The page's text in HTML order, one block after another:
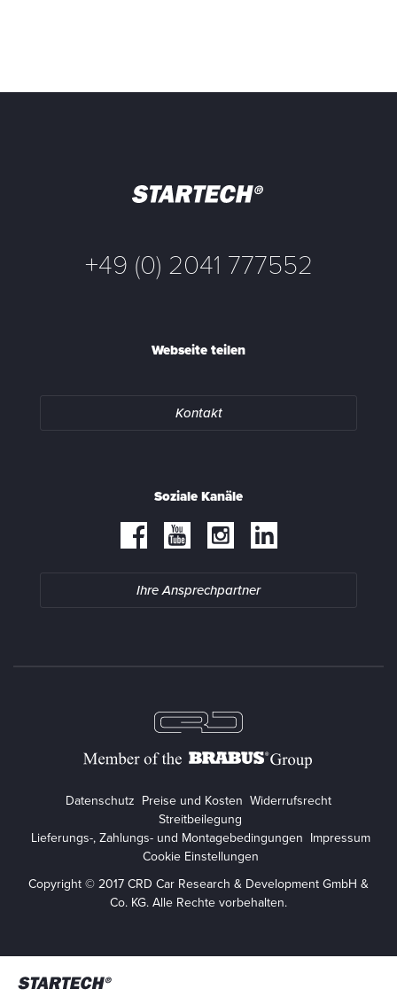
+49 (0) 2041 777552
Webseite teilen
Kontakt
Soziale Kanäle
Ihre Ansprechpartner
Datenschutz Preise und Kosten Widerrufsrecht
Streitbeilegung
Lieferungs-, Zahlungs- und Montagebedingungen Impressum
Cookie Einstellungen
Copyright © 2017 CRD Car Research & Development GmbH &
Co. KG. Alle Rechte vorbehalten.